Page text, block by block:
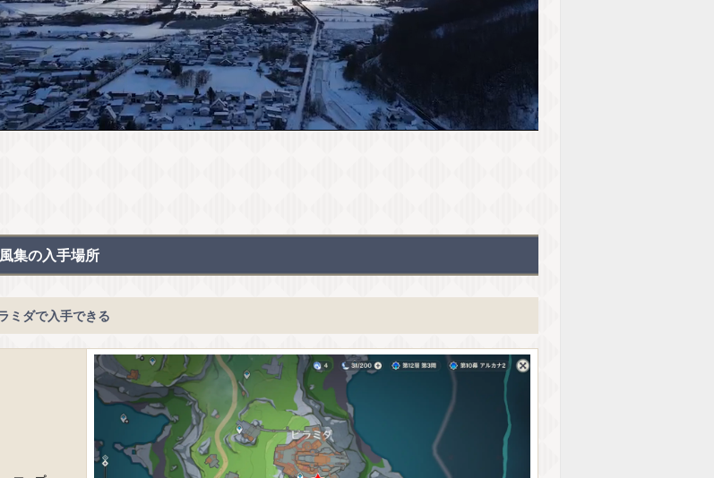
集の入手場所
ミダで入手できる